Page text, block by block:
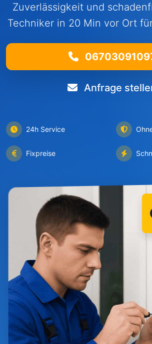
Zuverlässigkeit und
Techniker in 20 Min vor Ort
Anfrage
24h Service
Fixpreise